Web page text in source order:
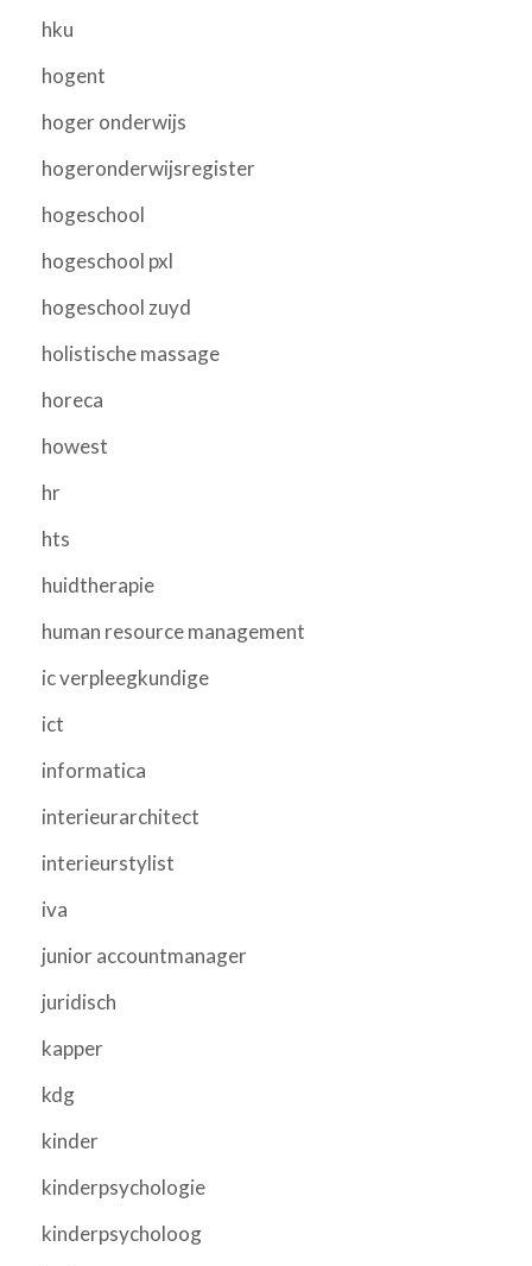
hku
hogent
hoger onderwijs
hogeronderwijsregister
hogeschool
hogeschool pxl
hogeschool zuyd
holistische massage
horeca
howest
hr
hts
huidtherapie
human resource management
ic verpleegkundige
ict
informatica
interieurarchitect
interieurstylist
iva
junior accountmanager
juridisch
kapper
kdg
kinder
kinderpsychologie
kinderpsycholoog